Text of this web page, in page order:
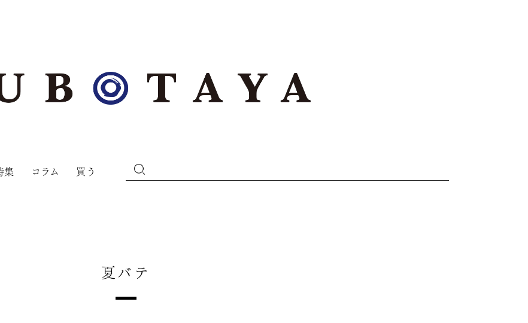
集 コラム 買う
夏バテ